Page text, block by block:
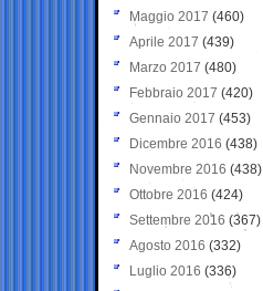
Maggio 2017 (460)
Aprile 2017 (439)
Marzo 2017 (480)
Febbraio 2017 (420)
Gennaio 2017 (453)
Dicembre 2016 (438)
Novembre 2016 (438)
Ottobre 2016 (424)
Settembre 2016 (367)
Agosto 2016 (332)
Luglio 2016 (336)